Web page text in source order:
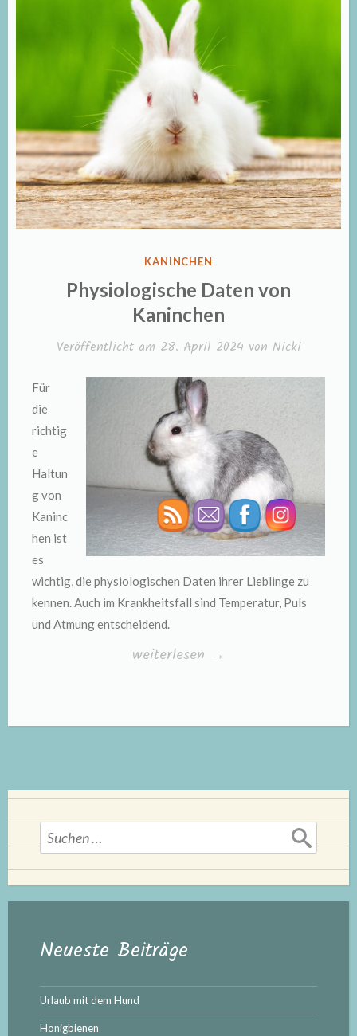
VERÖFFENTLICHT
KANINCHEN
Physiologische Daten von
Kaninchen
Veröffentlicht am 28. April 2024 von Nicki
Für
die
richtig
e
Haltun
g von
Kaninc
hen ist
es
wichtig, die physiologischen Daten ihrer Lieblinge zu
kennen. Auch im Krankheitsfall sind Temperatur, Puls
und Atmung entscheidend.
„Physiologische
Kaninchen“
weiterlesen →
Suchen
nach:
Neueste Beiträge
Urlaub mit dem Hund
Honigbienen